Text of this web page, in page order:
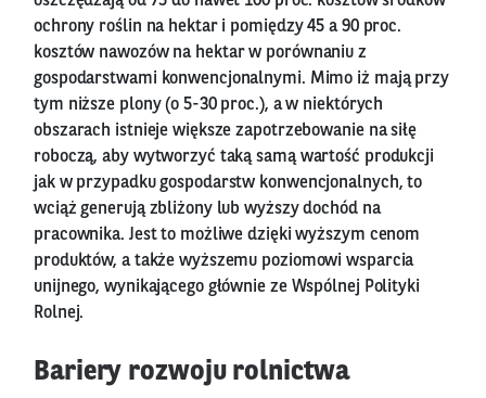
ochrony roślin na hektar i pomiędzy 45 a 90 proc.
kosztów nawozów na hektar w porównaniu z
gospodarstwami konwencjonalnymi. Mimo iż mają przy
tym niższe plony (o 5-30 proc.), a w niektórych
obszarach istnieje większe zapotrzebowanie na siłę
roboczą, aby wytworzyć taką samą wartość produkcji
jak w przypadku gospodarstw konwencjonalnych, to
wciąż generują zbliżony lub wyższy dochód na
pracownika. Jest to możliwe dzięki wyższym cenom
produktów, a także wyższemu poziomowi wsparcia
unijnego, wynikającego głównie ze Wspólnej Polityki
Rolnej.
Bariery rozwoju rolnictwa